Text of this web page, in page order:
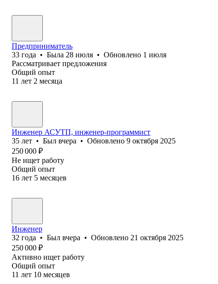
Предприниматель
33 года • Была 28 июля • Обновлено 1 июля
Рассматривает предложения
Общий опыт
11 лет 2 месяца
Инженер АСУТП, инженер-программист
35 лет • Был вчера • Обновлено 9 октября 2025
250 000 ₽
Не ищет работу
Общий опыт
16 лет 5 месяцев
Инженер
32 года • Был вчера • Обновлено 21 октября 2025
250 000 ₽
Активно ищет работу
Общий опыт
11 лет 10 месяцев